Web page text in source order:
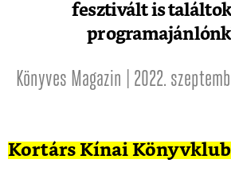
fesztivált is
Könyves Magazin | 2022.
Kortárs Kínai Könyvklub